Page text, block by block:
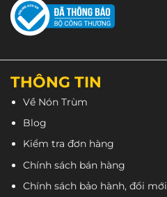
THÔNG TIN
Về Nón Trùm
Blog
Kiểm tra đơn hàng
Chính sách bán hàng
Chính sách bảo hành, đổi mới